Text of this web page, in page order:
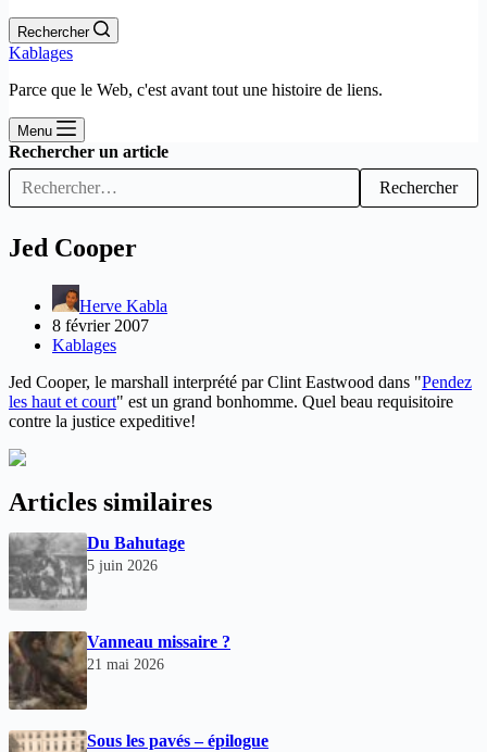
Rechercher
Kablages
Parce que le Web, c'est avant tout une histoire de liens.
Menu
Rechercher un article
Rechercher
Jed Cooper
Herve Kabla
8 février 2007
Kablages
Jed Cooper, le marshall interprété par Clint Eastwood dans "Pendez
les haut et court" est un grand bonhomme. Quel beau requisitoire
contre la justice expeditive!
Articles similaires
Du Bahutage
5 juin 2026
Vanneau missaire ?
21 mai 2026
Sous les pavés – épilogue